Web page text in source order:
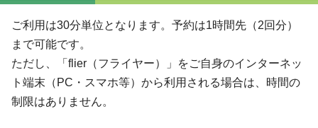
ご利用は30分単位となります。予約は1時間先（2回分）
まで可能です。
ただし、「flier（フライヤー）」をご自身のインターネッ
ト端末（PC・スマホ等）から利用される場合は、時間の
制限はありません。